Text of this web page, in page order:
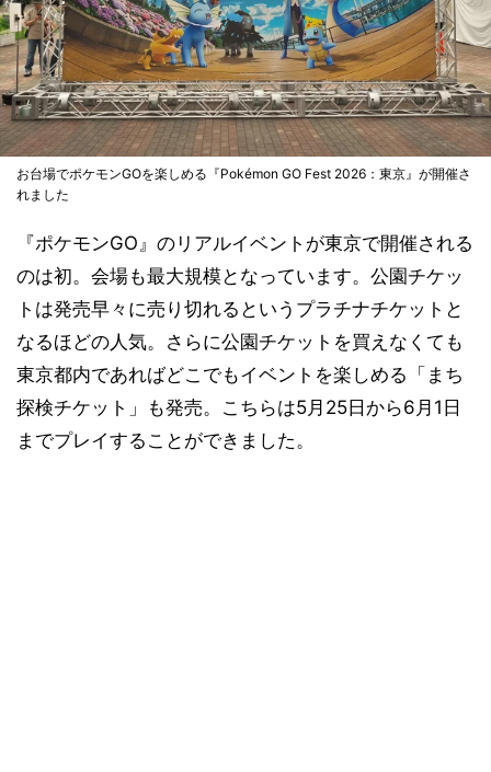
お台場でポケモンGOを楽しめる『Pokémon GO Fest 2026：東京』が開催さ
れました
『ポケモンGO』のリアルイベントが東京で開催される
のは初。会場も最大規模となっています。公園チケッ
トは発売早々に売り切れるというプラチナチケットと
なるほどの人気。さらに公園チケットを買えなくても
東京都内であればどこでもイベントを楽しめる「まち
探検チケット」も発売。こちらは5月25日から6月1日
までプレイすることができました。